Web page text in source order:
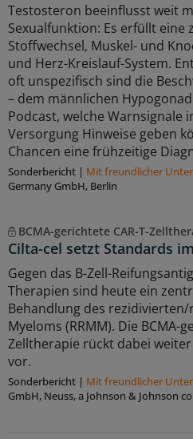
Testosteron beeinflusst weit
Sexualfunktion: Es erfüllt eine
Stoffwechsel, Muskel- und
und Herz-Kreislauf-System.
oft unspezifisch sind die
– dem männlichen
Podcast, welche Warnsignale
Versorgung Hinweise geben
Chancen eine frühzeitige
Sonderbericht | Mit freundlicher
Germany GmbH, Berlin
BCMA-gerichtete CAR-T-
Cilta-cel setzt Standards
Gegen das B-Zell-
Therapien sind heute ein
Behandlung des
Myeloms (RRMM). Die BCMA-
Zelltherapie rückt dabei
vor.
Sonderbericht | Mit freundlicher
GmbH, Neuss, a Johnson & Johnson